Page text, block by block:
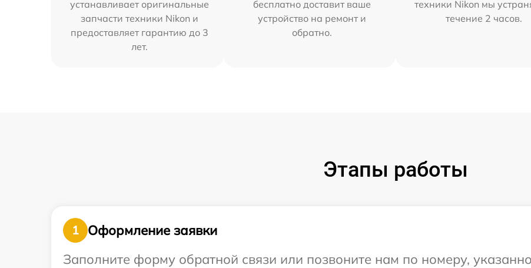
устанавливает оригинальные
запчасти техники Nikon и
предоставляет гарантию до 3
лет.
бесплатно доставит ваше
устройство на ремонт и
обратно.
техники Nikon мы
течение 2 часов.
Этапы работы
1
Оформление заявки
Заполните форму обратной связи или позвоните нам по номеру,